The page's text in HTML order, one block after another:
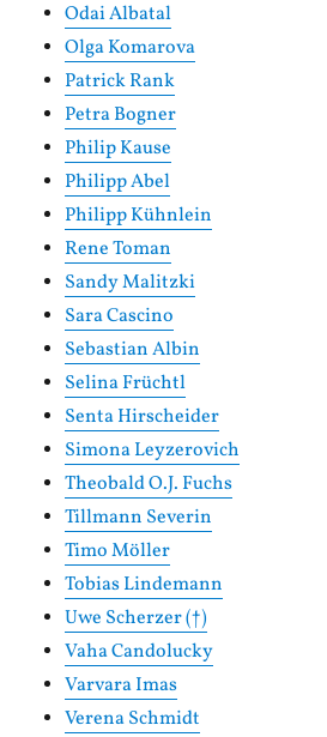
Odai Albatal
Olga Komarova
Patrick Rank
Petra Bogner
Philip Kause
Philipp Abel
Philipp Kühnlein
Rene Toman
Sandy Malitzki
Sara Cascino
Sebastian Albin
Selina Früchtl
Senta Hirscheider
Simona Leyzerovich
Theobald O.J. Fuchs
Tillmann Severin
Timo Möller
Tobias Lindemann
Uwe Scherzer (†)
Vaha Candolucky
Varvara Imas
Verena Schmidt